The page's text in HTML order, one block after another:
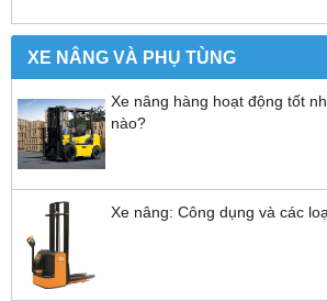
XE NÂNG VÀ PHỤ TÙNG
Xe nâng hàng hoạt động tốt
nào?
Xe nâng: Công dụng và các